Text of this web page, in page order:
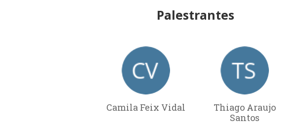
Palestrantes
Camila Feix Vidal
Thiago Araujo
Santos